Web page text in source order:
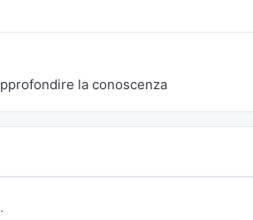
la conoscenza